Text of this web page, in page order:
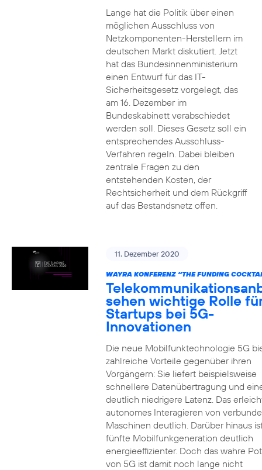
Lange hat die Politik über einen
möglichen Ausschluss von
Netzkomponenten-Herstellern im
deutschen Markt diskutiert. Jetzt
hat das Bundesinnenministerium
einen Entwurf für das IT-
Sicherheitsgesetz vorgelegt, das
am 16. Dezember im
Bundeskabinett verabschiedet
werden soll. Dieses Gesetz soll ein
entsprechendes Ausschluss-
Verfahren regeln. Dabei bleiben
zentrale Fragen zu den
entstehenden Kosten, der
Rechtsicherheit und dem Rückgriff
auf das Bestandsnetz offen.
11. Dezember 2020
WAYRA KONFERENZ “THE FUNDING
sehen wichtige Rolle
Startups bei 5G-
Innovationen
Die neue Mobilfunktechnologie 5G
zahlreiche Vorteile gegenüber ihren
Vorgängern: Sie liefert beispielsweise
schnellere Datenübertragung und
deutlich niedrigere Latenz. Das
autonomes Interagieren von
Maschinen deutlich. Darüber hinaus
fünfte Mobilfunkgeneration deutlich
energieeffizienter. Doch das wahre
von 5G ist damit noch lange nicht